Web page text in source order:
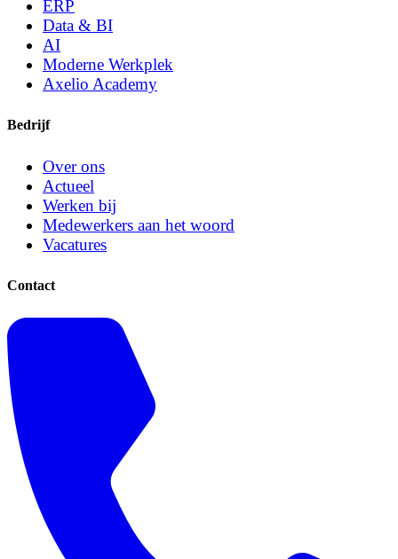
ERP
Data & BI
AI
Moderne Werkplek
Axelio Academy
Bedrijf
Over ons
Actueel
Werken bij
Medewerkers aan het woord
Vacatures
Contact